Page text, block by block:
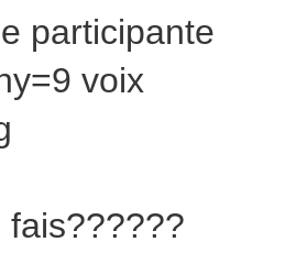
participante
voix